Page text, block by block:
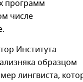
программ
числе
Института
образцом
лингвиста,